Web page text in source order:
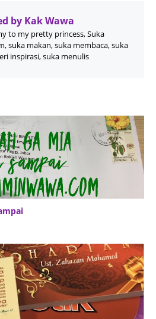
by Kak Wawa
to my pretty princess, Suka
suka makan, suka membaca, suka
inspirasi, suka menulis